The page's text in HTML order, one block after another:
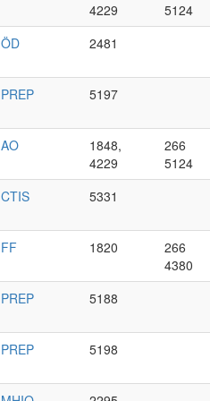
4229
5124
ÖD 2481
PREP 5197
AO
1848,
4229
266
5124
CTIS 5331
FF 1820
266
4380
PREP 5188
PREP 5198